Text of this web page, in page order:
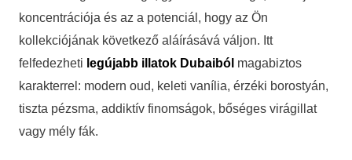
koncentrációja és az a potenciál, hogy az Ön
kollekciójának következő aláírásává váljon. Itt
felfedezheti legújabb illatok Dubaiból magabiztos
karakterrel: modern oud, keleti vanília, érzéki borostyán,
tiszta pézsma, addiktív finomságok, bőséges virágillat
vagy mély fák.